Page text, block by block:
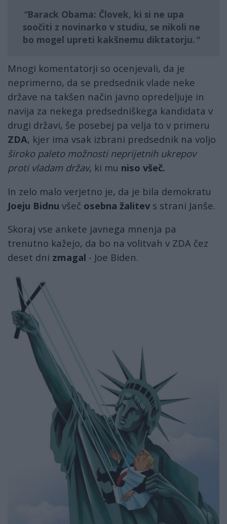
Barack Obama: Človek, ki si ne upa
soočiti z novinarko v studiu, se nikoli ne
bo mogel upreti kakšnemu diktatorju.
Mnogi komentatorji so ocenjevali, da je
neprimerno, da se predsednik vlade neke
države na takšen način javno opredeljuje in
navija za nekega predsedniškega kandidata v
drugi državi, še posebej pa velja to v primeru
ZDA, kjer ima vsak izbrani predsednik na voljo
široko paleto možnosti neprijetnih ukrepov
proti vladam držav, ki mu niso všeč.
In zelo malo verjetno je, da je bila demokratu
Joeju Bidnu všeč osebna žalitev s strani Janše.
Skoraj vse ankete javnega mnenja pa
trenutno kažejo, da bo na volitvah v ZDA čez
deset dni zmagal - Joe Biden.